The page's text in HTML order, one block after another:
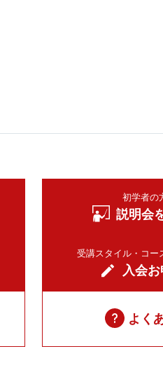
初学者の
説明会
受講スタイル・コー
入会
よく